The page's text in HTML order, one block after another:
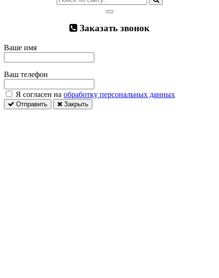
Заказать звонок
Ваше имя
Ваш телефон
Я согласен на обработку персональных данных
Отправить Закрыть